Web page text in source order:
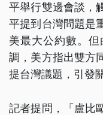
平舉行雙邊會談，
平提到台灣問題是
美最大公約數。
調，美方指出雙方
提台灣議題，引發
記者提問，「盧比